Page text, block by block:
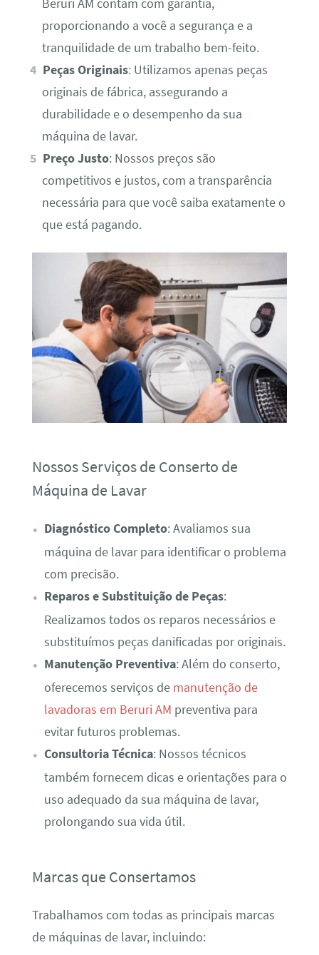
Beruri AM contam com garantia,
proporcionando a você a segurança e a
tranquilidade de um trabalho bem-feito.
Peças Originais: Utilizamos apenas peças
originais de fábrica, assegurando a
durabilidade e o desempenho da sua
máquina de lavar.
Preço Justo: Nossos preços são
competitivos e justos, com a transparência
necessária para que você saiba exatamente o
que está pagando.
Nossos Serviços de Conserto de
Máquina de Lavar
Diagnóstico Completo: Avaliamos sua
máquina de lavar para identificar o problema
com precisão.
Reparos e Substituição de Peças:
Realizamos todos os reparos necessários e
substituímos peças danificadas por originais.
Manutenção Preventiva: Além do conserto,
oferecemos serviços de manutenção de
lavadoras em Beruri AM preventiva para
evitar futuros problemas.
Consultoria Técnica: Nossos técnicos
também fornecem dicas e orientações para o
uso adequado da sua máquina de lavar,
prolongando sua vida útil.
Marcas que Consertamos
Trabalhamos com todas as principais marcas
de máquinas de lavar, incluindo: